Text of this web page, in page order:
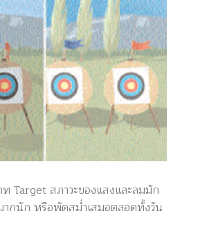
Target สภาวะของแสงและลมมัก
ากนัก หรือพัดสม่ำเสมอตลอดทั้งวัน